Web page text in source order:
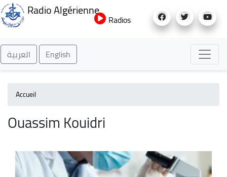
au
Radio Algérienne
Radios
العربية English
Accueil
Ouassim Kouidri